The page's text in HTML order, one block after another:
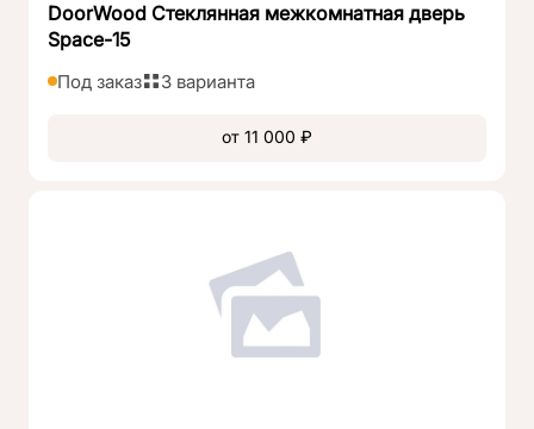
DoorWood Стеклянная межкомнатная дверь
Space-15
Под заказ 3 варианта
от 11 000 ₽